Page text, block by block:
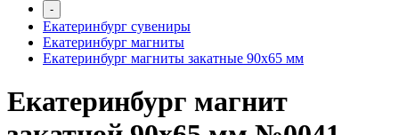
-
Екатеринбург сувениры
Екатеринбург магниты
Екатеринбург магниты закатные 90х65 мм
Екатеринбург магнит